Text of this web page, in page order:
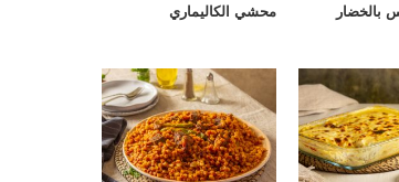
بالخضار
محشي الكاليماري